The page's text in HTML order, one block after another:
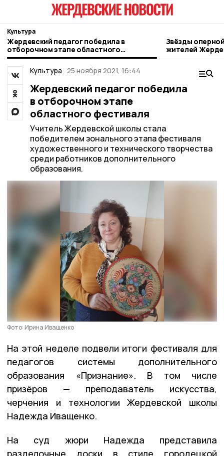
Культура
Жердевский педагог победила в
отборочном этапе областного
фестиваля
Звёзды
жителей
Культура 25 ноября 2021, 16:44
Жердевский педагог победила
в отборочном этапе
областного фестиваля
Учитель Жердевской школы стала
победителем зонального этапа фестиваля
художественного и технического творчества
среди работников дополнительного
образования.
Фото: Ирина Иващенко
На этой неделе подвели итоги фестиваля для
педагогов системы дополнительного
образования «Признание». В том числе
призёров — преподаватель искусства,
черчения и технологии Жердевской школы
Надежда Иващенко.
На суд жюри Надежда представила
разделочные доски в стиле городецкой